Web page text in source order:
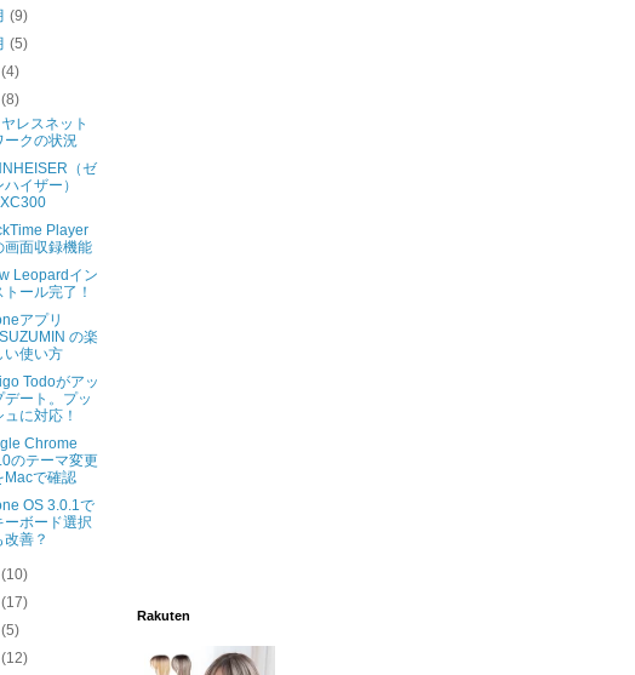
(9)
(5)
(4)
(8)
レスネット
ークの状況
（ゼ
ハイザー）
Player
画面収録機能
Leopardイン
トール完了！
アプリ
の楽
い使い方
Todoがアッ
デート。プッ
ュに対応！
Chrome
のテーマ変更
Macで確認
OS 3.0.1で
ーボード選択
改善？
(10)
(17)
(5)
(12)
Rakuten